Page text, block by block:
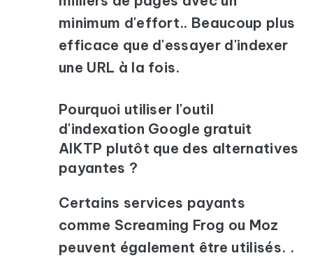
minimum d'effort.. Beaucoup plus
efficace que d'essayer d'indexer
une URL à la fois.
Pourquoi utiliser l'outil
d'indexation Google gratuit
AIKTP plutôt que des alternatives
payantes ?
Certains services payants
comme Screaming Frog ou Moz
peuvent également être utilisés. .